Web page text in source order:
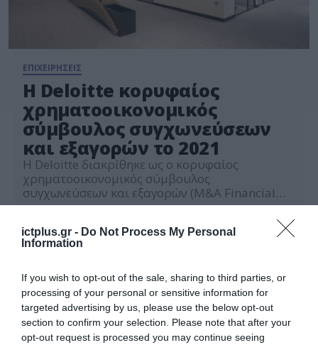
ictplus.gr - Do Not Process My Personal
Information
If you wish to opt-out of the sale, sharing to third parties, or
processing of your personal or sensitive information for
targeted advertising by us, please use the below opt-out
section to confirm your selection. Please note that after your
opt-out request is processed you may continue seeing
ΕΠΙΧΕΙΡΗΣΕΙΣ
H Deloitte κορυφαίος
χρηματοοικονομικός
σύμβουλος συγχωνεύσεων
και εξαγορών το 2021
Η Deloitte διακρίθηκε ως ο κορυφαίος
χρηματοοικονομικός σύμβουλος
συγχωνεύσεων και εξαγορών (M&A Financial
Advisor) στην Ελλάδα για το 2021 σε ό,τι αφορά
τον αριθμό συναλλαγών, με βάση στοιχεία του
ανεξάρτητου παρόχου δεδομένων και
πληροφοριών για συγχωνεύσεις και εξαγορές
Mergermarket για το 2021, η Deloitte
κατατάσσεται στην Ελλάδα ως ο κορυφαίος […]